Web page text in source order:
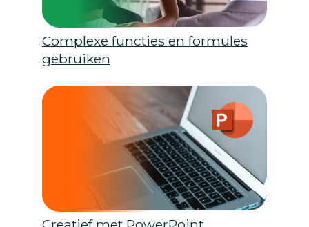
Complexe functies en formules
gebruiken